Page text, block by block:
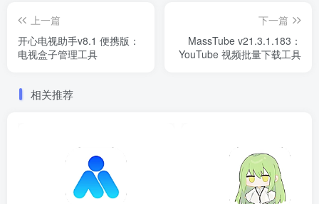
上一篇
开心电视助手v8.1 便携版：
电视盒子管理工具
下一篇
MassTube v21.3.1.183：
YouTube 视频批量下载工具
相关推荐